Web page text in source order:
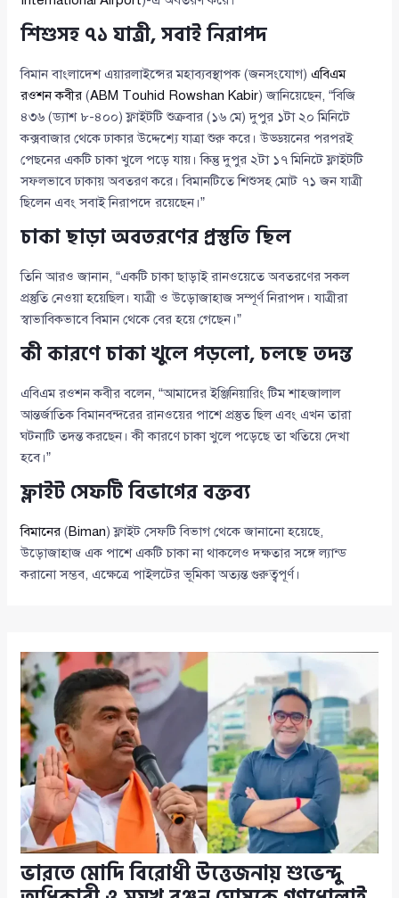
শিশুসহ ৭১ যাত্রী, সবাই নিরাপদ
বিমান বাংলাদেশ এয়ারলাইন্সের মহাব্যবস্থাপক (জনসংযোগ)এবিএম
রওশন কবীর (ABM Touhid Rowshan Kabir) জানিয়েছেন, “বিজি
৪৩৬ (ড্যাশ ৮-৪০০) ফ্লাইটটি শুক্রবার (১৬ মে) দুপুর ১টা ২০ মিনিটে
কক্সবাজার থেকে ঢাকার উদ্দেশ্যে যাত্রা শুরু করে। উড্ডয়নের পরপরই
পেছনের একটি চাকা খুলে পড়ে যায়। কিন্তু দুপুর ২টা ১৭ মিনিটে ফ্লাইটটি
সফলভাবে ঢাকায় অবতরণ করে। বিমানটিতে শিশুসহ মোট ৭১ জন যাত্রী
ছিলেন এবং সবাই নিরাপদে রয়েছেন।”
চাকা ছাড়া অবতরণের প্রস্তুতি ছিল
তিনি আরও জানান, “একটি চাকা ছাড়াই রানওয়েতে অবতরণের সকল
প্রস্তুতি নেওয়া হয়েছিল। যাত্রী ও উড়োজাহাজ সম্পূর্ণ নিরাপদ। যাত্রীরা
স্বাভাবিকভাবে বিমান থেকে বের হয়ে গেছেন।”
কী কারণে চাকা খুলে পড়লো, চলছে তদন্ত
এবিএম রওশন কবীর বলেন, “আমাদের ইঞ্জিনিয়ারিং টিম শাহজালাল
আন্তর্জাতিক বিমানবন্দরের রানওয়ের পাশে প্রস্তুত ছিল এবং এখন তারা
ঘটনাটি তদন্ত করছেন। কী কারণে চাকা খুলে পড়েছে তা খতিয়ে দেখা
হবে।”
ফ্লাইট সেফটি বিভাগের বক্তব্য
বিমানের (Biman) ফ্লাইট সেফটি বিভাগ থেকে জানানো হয়েছে,
উড়োজাহাজ এক পাশে একটি চাকা না থাকলেও দক্ষতার সঙ্গে ল্যান্ড
করানো সম্ভব, এক্ষেত্রে পাইলটের ভূমিকা অত্যন্ত গুরুত্বপূর্ণ।
ভারতে মোদি বিরোধী উত্তেজনায় শুভেন্দু